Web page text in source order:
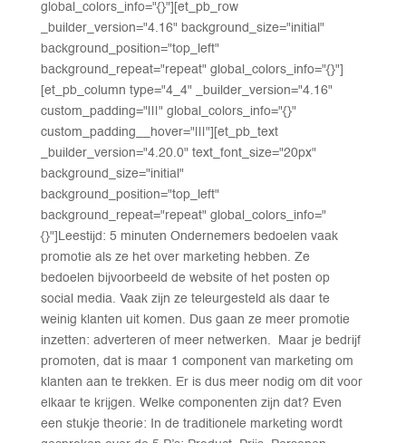
global_colors_info="{}"][et_pb_row
_builder_version="4.16" background_size="initial"
background_position="top_left"
background_repeat="repeat" global_colors_info="{}"]
[et_pb_column type="4_4" _builder_version="4.16"
custom_padding="|||" global_colors_info="{}"
custom_padding__hover="|||"][et_pb_text
_builder_version="4.20.0" text_font_size="20px"
background_size="initial"
background_position="top_left"
background_repeat="repeat" global_colors_info="
{}"]Leestijd: 5 minuten Ondernemers bedoelen vaak
promotie als ze het over marketing hebben. Ze
bedoelen bijvoorbeeld de website of het posten op
social media. Vaak zijn ze teleurgesteld als daar te
weinig klanten uit komen. Dus gaan ze meer promotie
inzetten: adverteren of meer netwerken. Maar je bedrijf
promoten, dat is maar 1 component van marketing om
klanten aan te trekken. Er is dus meer nodig om dit voor
elkaar te krijgen. Welke componenten zijn dat? Even
een stukje theorie: In de traditionele marketing wordt